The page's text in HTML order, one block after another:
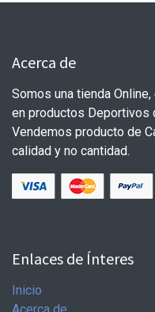
Acerca de
Somos una tienda
en productos Deportivos
Vendemos producto de
calidad y no cantidad.
Enlaces de Ínteres
Inicio